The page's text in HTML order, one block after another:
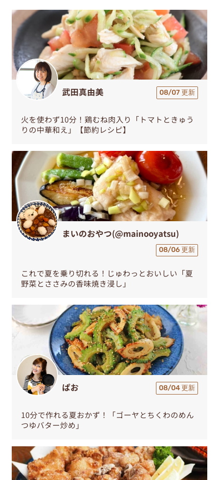
武田真由美 08/07 更新
火を使わず10分！鶏むね肉入り「トマトときゅう
りの中華和え」【節約レシピ】
まいのおやつ(@mainooyatsu)
08/06 更新
これで夏を乗り切れる！じゅわっとおいしい「夏
野菜とささみの香味焼き浸し」
ぱお 08/04 更新
10分で作れる夏おかず！「ゴーヤとちくわのめん
つゆバター炒め」